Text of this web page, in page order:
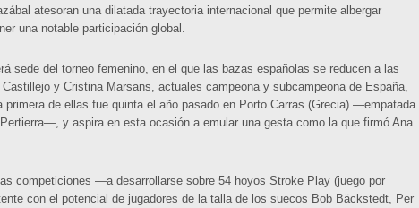
atesoran una dilatada trayectoria internacional que permite albergar
una notable participación global.
sede del torneo femenino, en el que las bazas españolas se reducen a las
y Cristina Marsans, actuales campeona y subcampeona de España,
primera de ellas fue quinta el año pasado en Porto Carras (Grecia) —empatada
y aspira en esta ocasión a emular una gesta como la que firmó Ana
competiciones —a desarrollarse sobre 54 hoyos Stroke Play (juego por
con el potencial de jugadores de la talla de los suecos Bob Bäckstedt, Per